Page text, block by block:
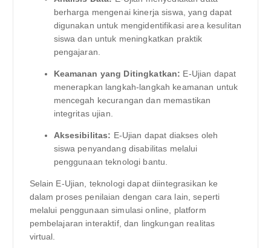
berharga mengenai kinerja siswa, yang dapat
digunakan untuk mengidentifikasi area kesulitan
siswa dan untuk meningkatkan praktik
pengajaran.
Keamanan yang Ditingkatkan: E-Ujian dapat
menerapkan langkah-langkah keamanan untuk
mencegah kecurangan dan memastikan
integritas ujian.
Aksesibilitas: E-Ujian dapat diakses oleh
siswa penyandang disabilitas melalui
penggunaan teknologi bantu.
Selain E-Ujian, teknologi dapat diintegrasikan ke
dalam proses penilaian dengan cara lain, seperti
melalui penggunaan simulasi online, platform
pembelajaran interaktif, dan lingkungan realitas
virtual.